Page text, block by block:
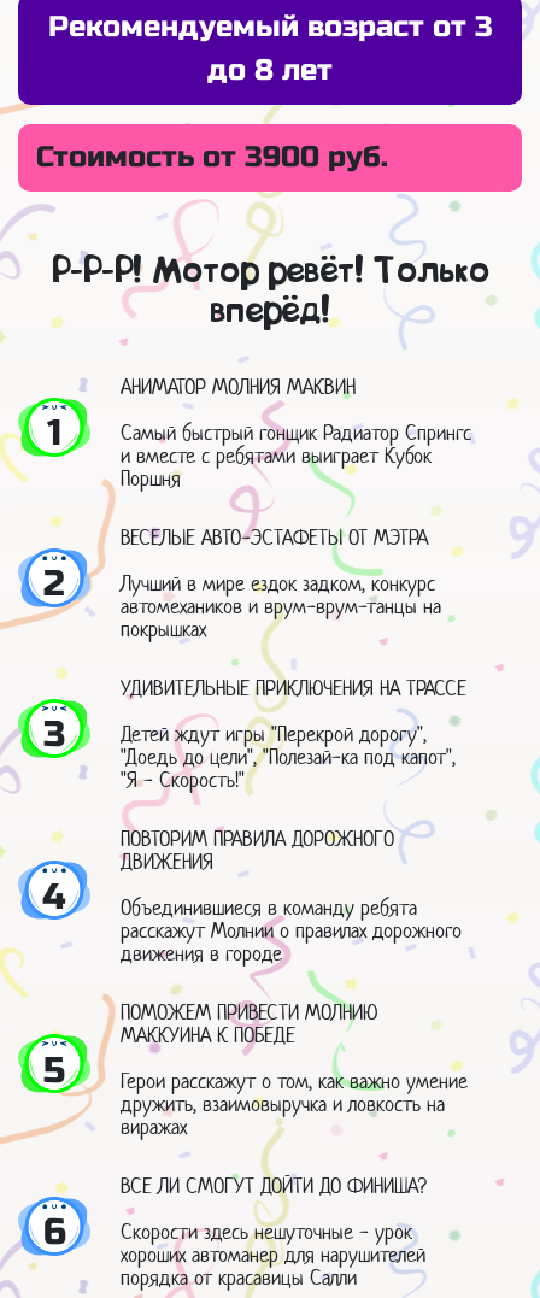
Рекомендуемый возраст от 3
до 8 лет
Стоимость от 3900 руб.
Р-Р-Р! Мотор ревёт! Только
вперёд!
1
АНИМАТОР МОЛНИЯ МАКВИН
Самый быстрый гонщик Радиатор Спрингс
и вместе с ребятами выиграет Кубок
Поршня
2
ВЕСЕЛЫЕ АВТО-ЭСТАФЕТЫ ОТ МЭТРА
Лучший в мире ездок задком, конкурс
автомехаников и врум-врум-танцы на
покрышках
3
УДИВИТЕЛЬНЫЕ ПРИКЛЮЧЕНИЯ НА ТРАССЕ
Детей ждут игры "Перекрой дорогу",
"Доедь до цели", "Полезай-ка под капот",
"Я - Скорость!"
4
ПОВТОРИМ ПРАВИЛА ДОРОЖНОГО
ДВИЖЕНИЯ
Объединившиеся в команду ребята
расскажут Молнии о правилах дорожного
движения в городе
5
ПОМОЖЕМ ПРИВЕСТИ МОЛНИЮ
МАККУИНА К ПОБЕДЕ
Герои расскажут о том, как важно умение
дружить, взаимовыручка и ловкость на
виражах
6
ВСЕ ЛИ СМОГУТ ДОЙТИ ДО ФИНИША?
Скорости здесь нешуточные - урок
хороших автоманер для нарушителей
порядка от красавицы Салли